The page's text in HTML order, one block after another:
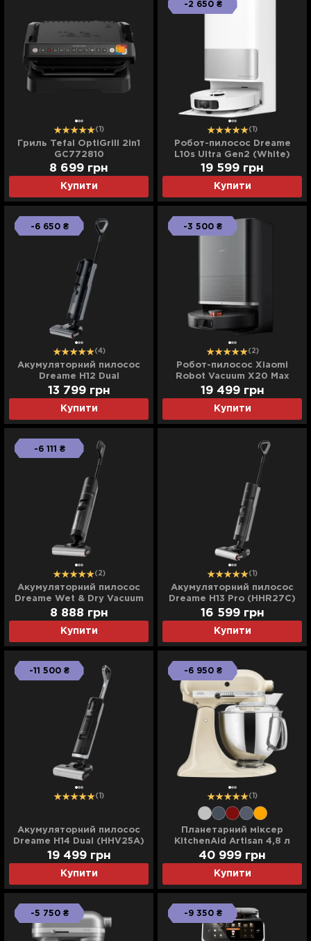
(1)
Гриль Tefal OptiGrill 2in1
GC772810
Купити
8 699 грн
-2 650 ₴
(1)
Робот-пилосос Dreame
L10s Ultra Gen2 (White)
Купити
19 599 грн
-6 650 ₴
(4)
Акумуляторний пилосос
Dreame H12 Dual
Купити
13 799 грн
-3 500 ₴
(2)
Робот-пилосос Xiaomi
Robot Vacuum X20 Max
(Black)
Купити
19 499 грн
-6 111 ₴
(2)
Акумуляторний пилосос
Dreame Wet & Dry Vacuum
Cleaner H12 Pro
Купити
8 888 грн
(1)
Акумуляторний пилосос
Dreame H13 Pro (HHR27C)
Купити
16 599 грн
-11 500 ₴
(1)
Акумуляторний пилосос
Dreame H14 Dual (HHV25A)
Купити
19 499 грн
-6 950 ₴
(1)
Планетарний міксер
KitchenAid Artisan 4,8 л
(Cream)
Купити
40 999 грн
-5 750 ₴ -9 350 ₴